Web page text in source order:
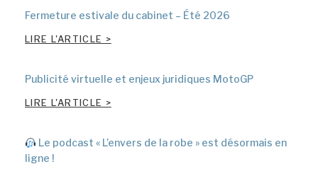
Fermeture estivale du cabinet – Été 2026
LIRE L'ARTICLE >
Publicité virtuelle et enjeux juridiques MotoGP
LIRE L'ARTICLE >
Le podcast « L’envers de la robe » est désormais en
ligne !